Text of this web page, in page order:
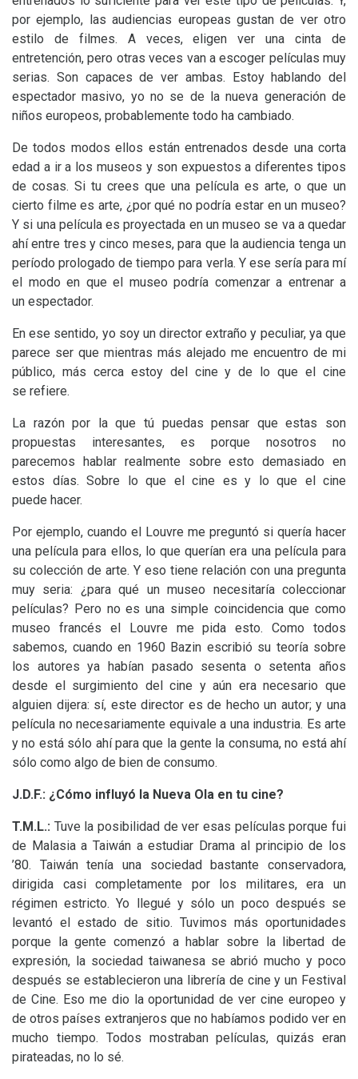
por ejemplo, las audiencias europeas gustan de ver otro
estilo de filmes. A veces, eligen ver una cinta de
entretención, pero otras veces van a escoger películas muy
serias. Son capaces de ver ambas. Estoy hablando del
espectador masivo, yo no se de la nueva generación de
niños europeos, probablemente todo ha cambiado.
De todos modos ellos están entrenados desde una corta
edad a ir a los museos y son expuestos a diferentes tipos
de cosas. Si tu crees que una película es arte, o que un
cierto filme es arte, ¿por qué no podría estar en un museo?
Y si una película es proyectada en un museo se va a quedar
ahí entre tres y cinco meses, para que la audiencia tenga un
período prologado de tiempo para verla. Y ese sería para mí
el modo en que el museo podría comenzar a entrenar a
un espectador.
En ese sentido, yo soy un director extraño y peculiar, ya que
parece ser que mientras más alejado me encuentro de mi
público, más cerca estoy del cine y de lo que el cine
se refiere.
La razón por la que tú puedas pensar que estas son
propuestas interesantes, es porque nosotros no
parecemos hablar realmente sobre esto demasiado en
estos días. Sobre lo que el cine es y lo que el cine
puede hacer.
Por ejemplo, cuando el Louvre me preguntó si quería hacer
una película para ellos, lo que querían era una película para
su colección de arte. Y eso tiene relación con una pregunta
muy seria: ¿para qué un museo necesitaría coleccionar
películas? Pero no es una simple coincidencia que como
museo francés el Louvre me pida esto. Como todos
sabemos, cuando en 1960 Bazin escribió su teoría sobre
los autores ya habían pasado sesenta o setenta años
desde el surgimiento del cine y aún era necesario que
alguien dijera: sí, este director es de hecho un autor; y una
película no necesariamente equivale a una industria. Es arte
y no está sólo ahí para que la gente la consuma, no está ahí
sólo como algo de bien de consumo.
J.D.F.: ¿Cómo influyó la Nueva Ola en tu cine?
T.M.L.: Tuve la posibilidad de ver esas películas porque fui
de Malasia a Taiwán a estudiar Drama al principio de los
’80. Taiwán tenía una sociedad bastante conservadora,
dirigida casi completamente por los militares, era un
régimen estricto. Yo llegué y sólo un poco después se
levantó el estado de sitio. Tuvimos más oportunidades
porque la gente comenzó a hablar sobre la libertad de
expresión, la sociedad taiwanesa se abrió mucho y poco
después se establecieron una librería de cine y un Festival
de Cine. Eso me dio la oportunidad de ver cine europeo y
de otros países extranjeros que no habíamos podido ver en
mucho tiempo. Todos mostraban películas, quizás eran
pirateadas, no lo sé.